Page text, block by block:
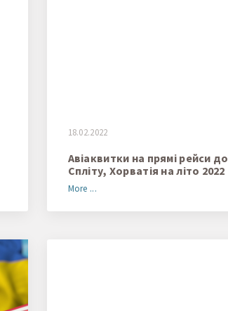
18.02.2022
Авіаквитки на прямі рейси до
Спліту, Хорватія на літо 2022
More ...